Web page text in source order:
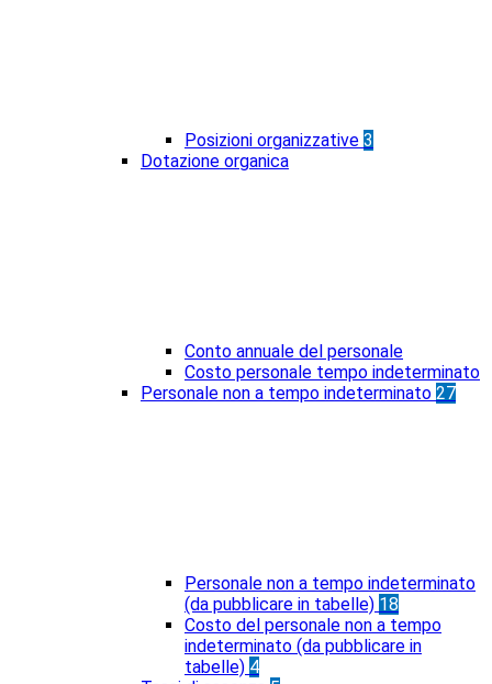
Posizioni organizzative 3
Dotazione organica
Conto annuale del personale
Costo personale tempo indeterminato
Personale non a tempo indeterminato 27
Personale non a tempo indeterminato
(da pubblicare in tabelle) 18
Costo del personale non a tempo
indeterminato (da pubblicare in
tabelle) 4